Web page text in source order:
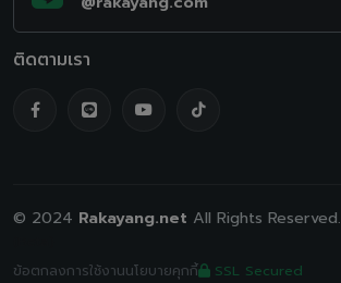
ติดตามเรา
© 2024 Rakayang.net All Rights Reserved.
ข้อตกลงการใช้งานนโยบายคุกกี้ SSL Secured